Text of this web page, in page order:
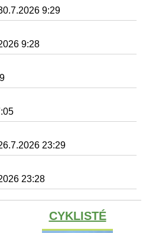
9:29
9:28
23:29
23:28
CYKLISTÉ